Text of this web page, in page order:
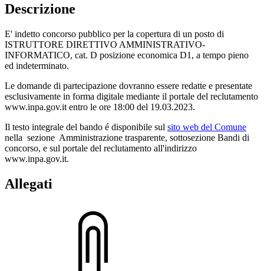
Descrizione
E' indetto concorso pubblico per la copertura di un posto di
ISTRUTTORE DIRETTIVO AMMINISTRATIVO-
INFORMATICO, cat. D posizione economica D1, a tempo pieno
ed indeterminato.
Le domande di partecipazione dovranno essere redatte e presentate
esclusivamente in forma digitale mediante il portale del reclutamento
www.inpa.gov.it entro le ore 18:00 del 19.03.2023.
Il testo integrale del bando é disponibile sul sito web del Comune
nella sezione Amministrazione trasparente, sottosezione Bandi di
concorso, e sul portale del reclutamento all'indirizzo
www.inpa.gov.it.
Allegati